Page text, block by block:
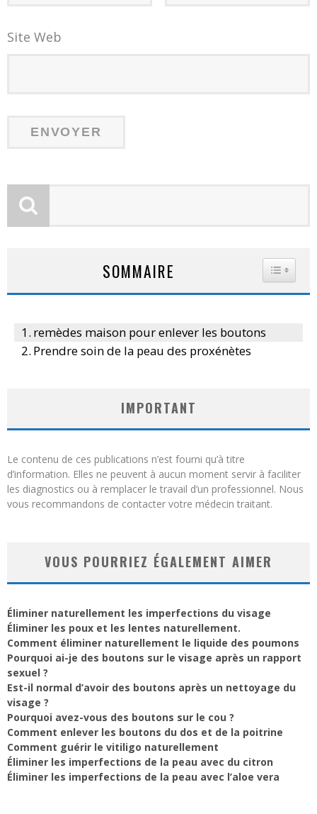
Site Web
SOMMAIRE
remèdes maison pour enlever les boutons
Prendre soin de la peau des proxénètes
IMPORTANT
Le contenu de ces publications n’est fourni qu’à titre
d’information. Elles ne peuvent à aucun moment servir à faciliter
les diagnostics ou à remplacer le travail d’un professionnel. Nous
vous recommandons de contacter votre médecin traitant.
VOUS POURRIEZ ÉGALEMENT AIMER
Éliminer naturellement les imperfections du visage
Éliminer les poux et les lentes naturellement.
Comment éliminer naturellement le liquide des poumons
Pourquoi ai-je des boutons sur le visage après un rapport
sexuel ?
Est-il normal d’avoir des boutons après un nettoyage du
visage ?
Pourquoi avez-vous des boutons sur le cou ?
Comment enlever les boutons du dos et de la poitrine
Comment guérir le vitiligo naturellement
Éliminer les imperfections de la peau avec du citron
Éliminer les imperfections de la peau avec l’aloe vera